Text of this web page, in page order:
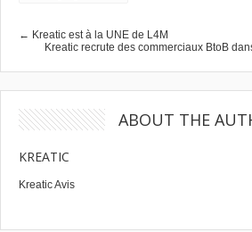
← Kreatic est à la UNE de L4M
Kreatic recrute des commerciaux BtoB
ABOUT THE
KREATIC
Kreatic Avis